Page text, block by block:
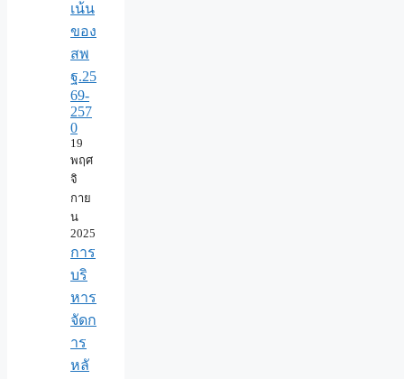
เน้น
ของ
สพ
ฐ.25
69-
257
0
19
พฤศ
จิ
กาย
น
2025
การ
บริ
หาร
จัดก
าร
หลั